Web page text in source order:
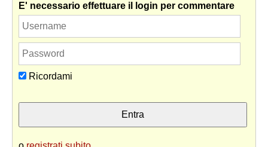
E' necessario effettuare il login per commentare
Ricordami